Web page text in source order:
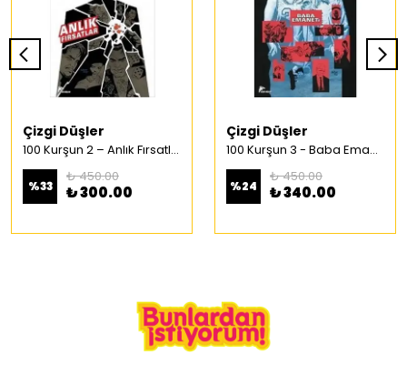
Çizgi Düşler
100 Kurşun 2 – Anlık Fırsatlar Türkçe Çizgi Roman
%33
₺ 450.00
₺ 300.00
Çizgi Düşler
100 Kurşun 3 - Baba Emaneti Türkçe Çizgi Roman
%24
₺ 450.00
₺ 340.00